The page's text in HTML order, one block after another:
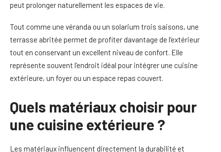
peut prolonger naturellement les espaces de vie.
Tout comme une véranda ou un solarium trois saisons, une
terrasse abritée permet de profiter davantage de l’extérieur
tout en conservant un excellent niveau de confort. Elle
représente souvent l’endroit idéal pour intégrer une cuisine
extérieure, un foyer ou un espace repas couvert.
Quels matériaux choisir pour
une cuisine extérieure ?
Les matériaux influencent directement la durabilité et